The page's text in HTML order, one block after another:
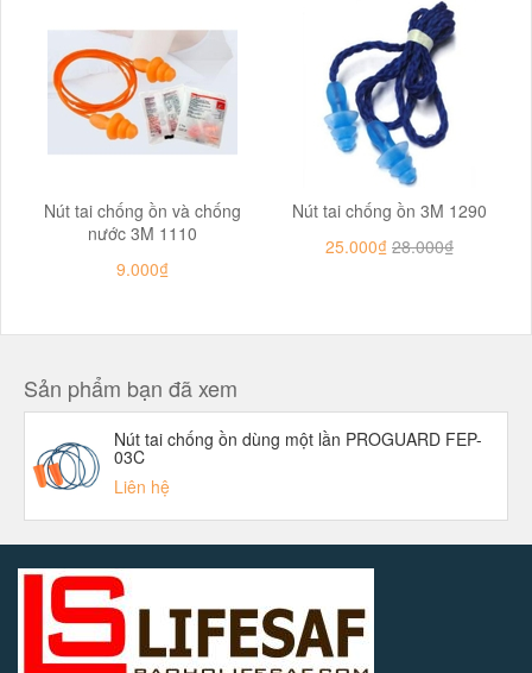
Nút tai chống ồn và chống
nước 3M 1110
9.000₫
Nút tai chống ồn 3M 1290
25.000₫ 28.000₫
Sản phẩm bạn đã xem
Nút tai chống ồn dùng một lần PROGUARD FEP-
03C
Liên hệ